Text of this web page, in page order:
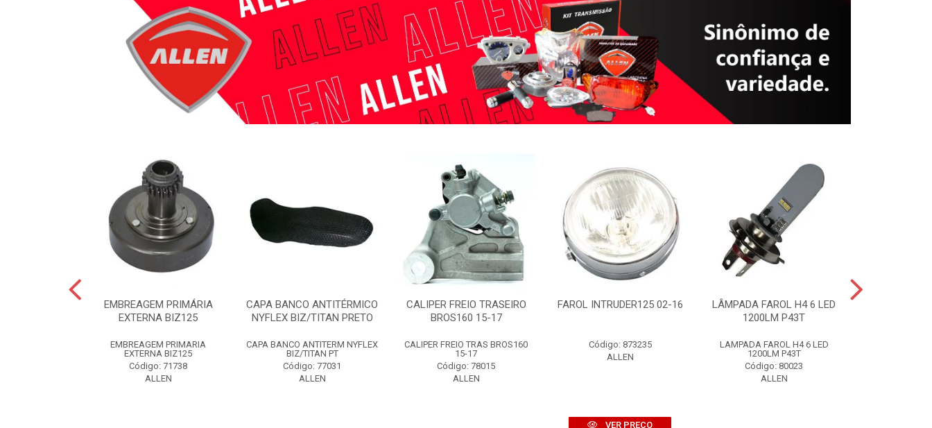
EMBREAGEM PRIMÁRIA
EXTERNA BIZ125
EMBREAGEM PRIMARIA
EXTERNA BIZ125
Código: 71738
ALLEN
CAPA BANCO ANTITÉRMICO
NYFLEX BIZ/TITAN PRETO
CAPA BANCO ANTITERM NYFLEX
BIZ/TITAN PT
Código: 77031
ALLEN
CALIPER FREIO TRASEIRO
BROS160 15-17
CALIPER FREIO TRAS BROS160
15-17
Código: 78015
ALLEN
FAROL INTRUDER125 02-16
Código: 873235
ALLEN
VER PREÇO
LÂMPADA FAROL H4 6 LED
1200LM P43T
LAMPADA FAROL H4 6 LED
1200LM P43T
Código: 80023
ALLEN